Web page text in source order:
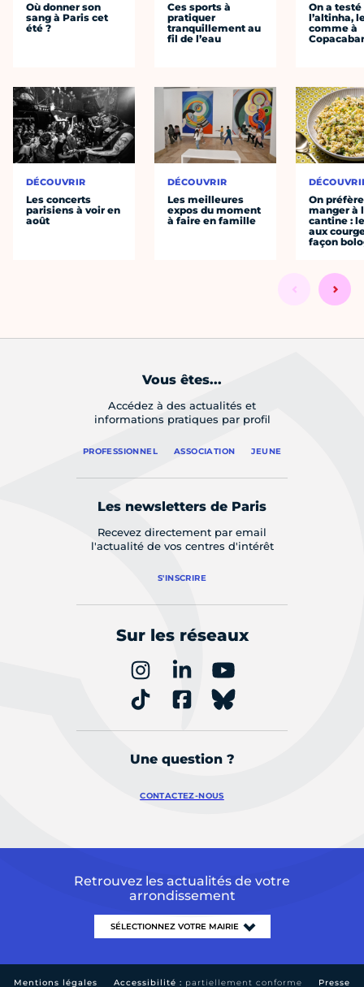
Où donner son
sang à Paris cet
été ?
DÉCOUVRIR
Les concerts
parisiens à voir en
août
Ces sports à
pratiquer
tranquillement au
fil de l’eau
DÉCOUVRIR
Les meilleures
expos du moment
à faire en famille
On a testé
l’altinha,
comme à
On préfère
manger à
cantine :
aux
façon
Vous êtes...
Accédez à des actualités et
informations pratiques par profil
PROFESSIONNEL ASSOCIATION JEUNE
Les newsletters de Paris
Recevez directement par email
l'actualité de vos centres d'intérêt
S'INSCRIRE
Sur les réseaux
Une question ?
CONTACTEZ-NOUS
Retrouvez les actualités de votre
arrondissement
Mentions légales Accessibilité : partiellement conforme Presse